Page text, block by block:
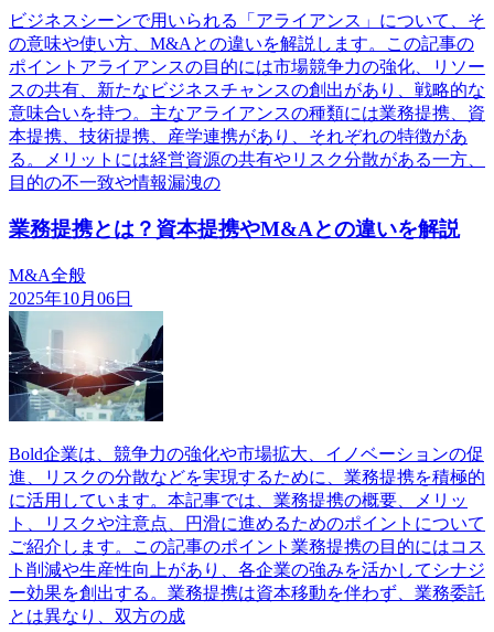
ビジネスシーンで用いられる「アライアンス」について、そ
の意味や使い方、M&Aとの違いを解説します。この記事の
ポイントアライアンスの目的には市場競争力の強化、リソー
スの共有、新たなビジネスチャンスの創出があり、戦略的な
意味合いを持つ。主なアライアンスの種類には業務提携、資
本提携、技術提携、産学連携があり、それぞれの特徴があ
る。メリットには経営資源の共有やリスク分散がある一方、
目的の不一致や情報漏洩の
業務提携とは？資本提携やM&Aとの違いを解説
M&A全般
2025年10月06日
Bold企業は、競争力の強化や市場拡大、イノベーションの促
進、リスクの分散などを実現するために、業務提携を積極的
に活用しています。本記事では、業務提携の概要、メリッ
ト、リスクや注意点、円滑に進めるためのポイントについて
ご紹介します。この記事のポイント業務提携の目的にはコス
ト削減や生産性向上があり、各企業の強みを活かしてシナジ
ー効果を創出する。業務提携は資本移動を伴わず、業務委託
とは異なり、双方の成